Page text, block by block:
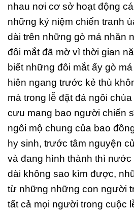
nhau nơi cơ sở hoạt động
những kỷ niệm chiến tranh
dài trên những gò má nhăn
đôi mắt đã mờ vì thời gian
biết những đôi mắt ấy gò
hiên ngang trước kẻ thù
mà trong lễ đặt đá ngôi
cưu mang bao người chiến
ngôi mộ chung của bao
hy sinh, trước tâm nguyện
và đang hình thành thì
dài không sao kìm được,
từ những những con người
tất cả mọi người trong cuộc